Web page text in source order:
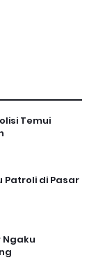
Temui
Patroli di Pasar
Ngaku